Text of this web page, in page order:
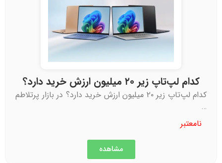
کدام لپ‌تاپ زیر ۲۰ میلیون ارزش خرید دارد؟
کدام لپ‌تاپ زیر ۲۰ میلیون ارزش خرید دارد؟ در بازار پرتلاطم
…
نامعتبر
مشاهده